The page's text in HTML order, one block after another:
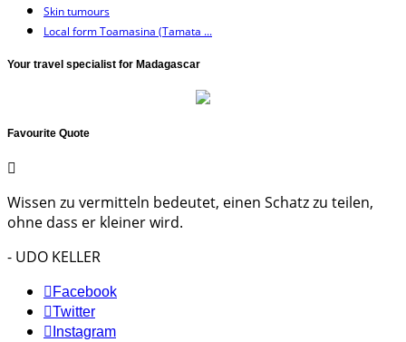
Skin tumours
Local form Toamasina (Tamata ...
Your travel specialist for Madagascar
Favourite Quote
Wissen zu vermitteln bedeutet, einen Schatz zu teilen,
ohne dass er kleiner wird.
- UDO KELLER
Facebook
Twitter
Instagram